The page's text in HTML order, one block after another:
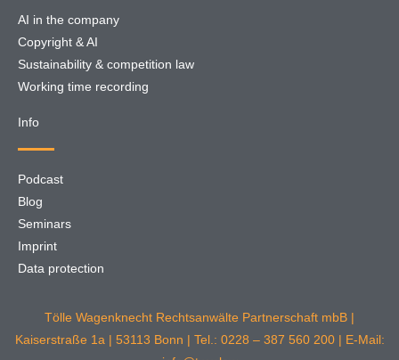
AI in the company
Copyright & AI
Sustainability & competition law
Working time recording
Info
Podcast
Blog
Seminars
Imprint
Data protection
Tölle Wagenknecht Rechtsanwälte Partnerschaft mbB |
Kaiserstraße 1a | 53113 Bonn | Tel.: 0228 – 387 560 200 | E-Mail: